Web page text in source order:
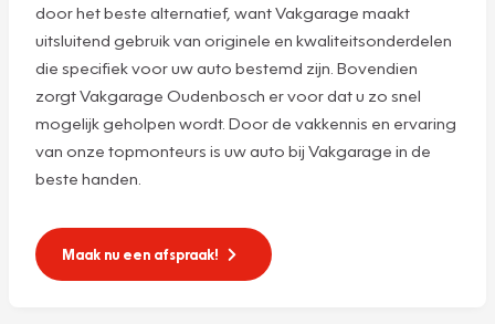
door het beste alternatief, want Vakgarage maakt
uitsluitend gebruik van originele en kwaliteitsonderdelen
die specifiek voor uw auto bestemd zijn. Bovendien
zorgt Vakgarage Oudenbosch er voor dat u zo snel
mogelijk geholpen wordt. Door de vakkennis en ervaring
van onze topmonteurs is uw auto bij Vakgarage in de
beste handen.
Maak nu een afspraak!